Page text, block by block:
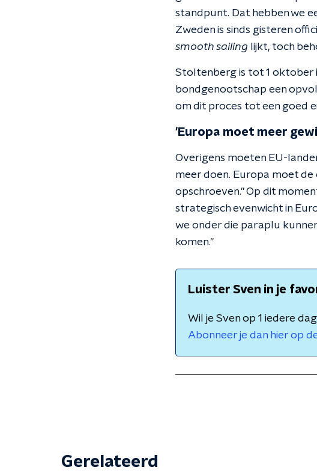
standpunt. Dat hebben we
Zweden is sinds gisteren
smooth sailing lijkt, toch
Stoltenberg is tot 1 oktober
bondgenootschap een
om dit proces tot een goed
'Europa moet meer
Overigens moeten EU-
meer doen. Europa moet
opschroeven." Op dit
strategisch evenwicht in
we onder die paraplu
komen."
Luister Sven in je
Wil je Sven op 1 iedere
Abonneer je dan hier op
Gerelateerd